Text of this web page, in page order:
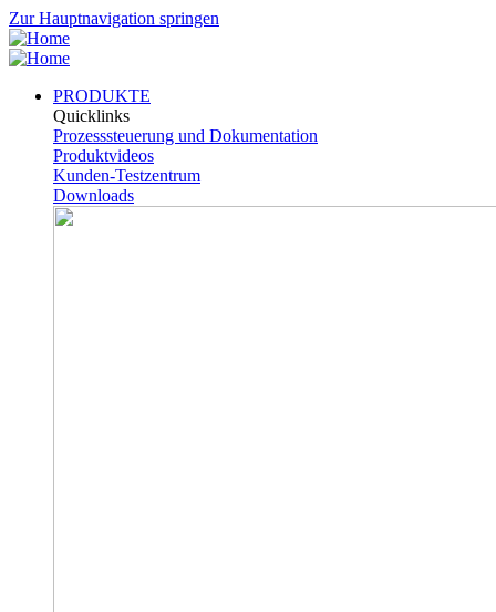
Zur Hauptnavigation springen
PRODUKTE
Quicklinks
Prozesssteuerung und Dokumentation
Produktvideos
Kunden-Testzentrum
Downloads